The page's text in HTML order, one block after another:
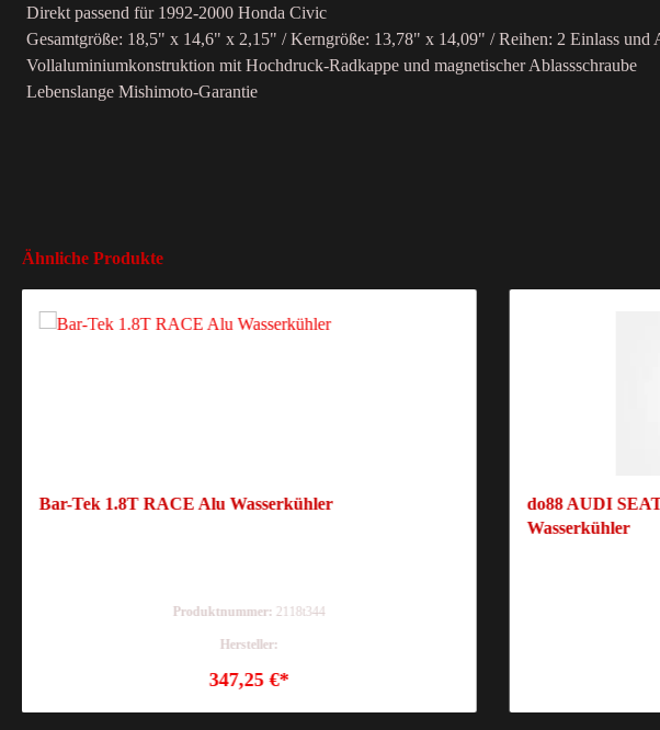
Direkt passend für 1992-2000 Honda Civic
Gesamtgröße: 18,5" x 14,6" x 2,15" / Kerngröße: 13,78" x 14,09" / Reihen: 2 Einlass
Vollaluminiumkonstruktion mit Hochdruck-Radkappe und magnetischer Ablassschraube
Lebenslange Mishimoto-Garantie
Ähnliche Produkte
Bar-Tek 1.8T RACE Alu Wasserkühler
Produktnummer: 2118t344
Hersteller:
347,25 €*
do88 AUDI
Wasserkühler